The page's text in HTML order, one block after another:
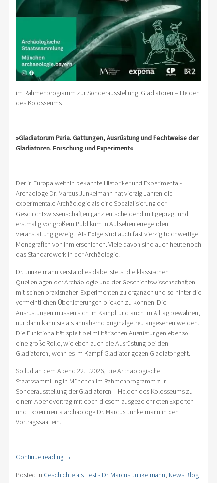
im Rahmenprogramm zur Sonderausstellung: Gladiatoren – Helden
des Kolosseums
»Gladiatorum Paria. Gattungen, Ausrüstung und Fechtweise der
Gladiatoren. Forschung und Experiment«
Der in Europa weithin bekannte Historiker und Experimental-
Archäologe Dr. Marcus Junkelmann hat vierzig Jahren die
experimentale Archäologie als eine Spezialisierung der
Geschichtswissenschaften ganz entscheidend mit geprägt und
erstmalig vor großem Publikum in Aufsehen erregenden
Veranstaltung gezeigt. Als Folge sind auch fast vierzig hochwertige
Monografien von ihm erschienen. Viele davon sind auch heute noch
das Standardwerk in der Archäologie.
Dr. Junkelmann verstand es dabei stets, die klassischen
Quellenlagen der Archäologie und der Geschichtswissenschaften
mit seinen praxisnahen Experimenten zu ergänzen und so hinter die
vermeintlichen Überlieferungen blicken zu können. Die
Ausrüstungen müssen sich im Kampf und auch im Alltag bewähren,
nur dann kann sie als annähernd originalgetreu angesehen werden.
Die Funktionalität spielt bei militärischen Ausrüstungen ebenso
eine große Rolle, wie eben auch die Ausrüstung bei den
Gladiatoren, wenn es im Kampf Gladiator gegen Gladiator geht.
So lud an dem Abend 22.1.2026, die Archäologische
Staatssammlung in München im Rahmenprogramm zur
Sonderausstellung der Gladiatoren – Helden des Kolosseums zu
einem Abendvortrag mit eben diesem ausgezeichneten Experten
und Experimentalarchäologe Dr. Marcus Junkelmann in den
Vortragssaal ein.
Continue reading →
Posted in Geschichte als Fest - Dr. Marcus Junkelmann, News Blog